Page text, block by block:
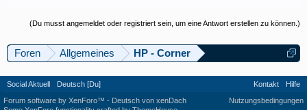
(Du musst angemeldet oder registriert sein, um eine Antwort erstellen zu können.)
Foren Allgemeines HP - Corner
Social Aktuell Deutsch [Du] Kontakt
Hilfe
Nutzungsbedingungen
Forum software by XenForo™ - Deutsch von xenDach